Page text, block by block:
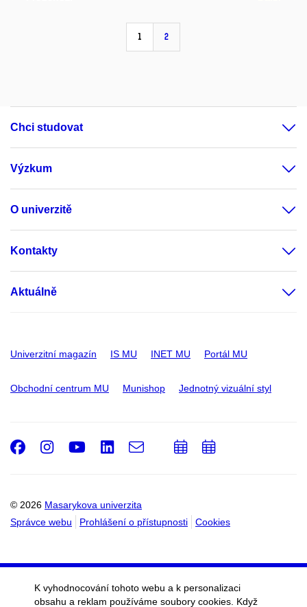
1 2
Chci studovat
Výzkum
O univerzitě
Kontakty
Aktuálně
Univerzitní magazín IS MU INET MU Portál MU
Obchodní centrum MU Munishop Jednotný vizuální styl
© 2026 Masarykova univerzita
Správce webu
Prohlášení o přístupnosti Cookies
Facebook
Instagram
Youtube
LinkedIn
e-
PřidatPřidat
K vyhodnocování tohoto webu a k personalizaci
obsahu a reklam používáme soubory cookies. Když